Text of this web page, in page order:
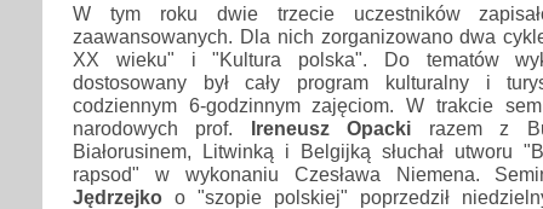
W tym roku dwie trzecie uczestników
zaawansowanych. Dla nich zorganizowano dwa
XX wieku" i "Kultura polska". Do tematów
dostosowany był cały program kulturalny i
codziennym 6-godzinnym zajęciom. W trakcie
narodowych prof. Ireneusz Opacki razem z
Białorusinem, Litwinką i Belgijką słuchał utworu
rapsod" w wykonaniu Czesława Niemena.
Jędrzejko o "szopie polskiej" poprzedził